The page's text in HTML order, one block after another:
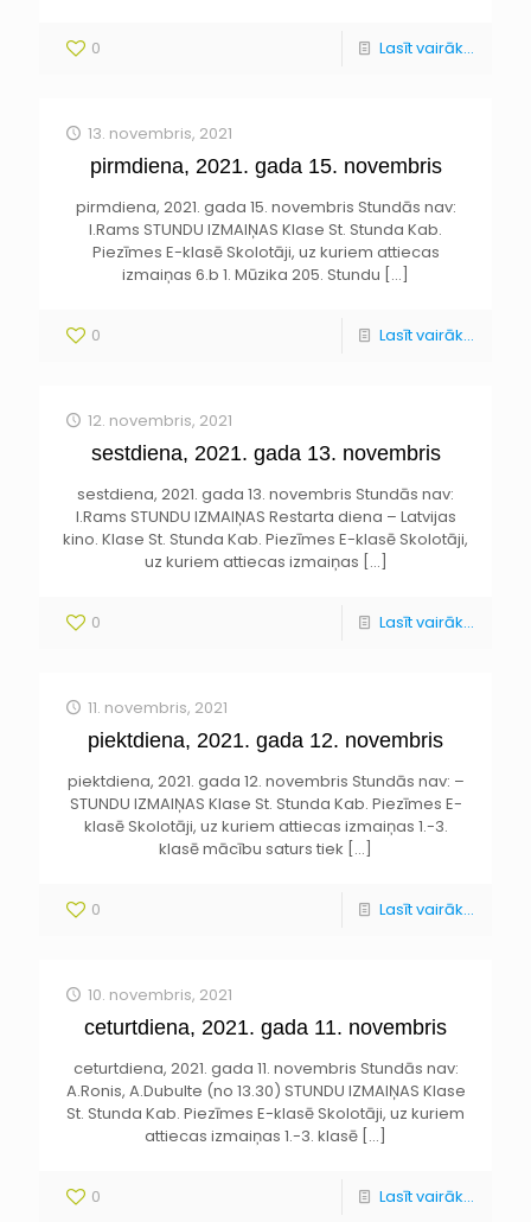
0 Lasīt vairāk...
13. novembris, 2021
pirmdiena, 2021. gada 15. novembris
pirmdiena, 2021. gada 15. novembris Stundās nav:
I.Rams STUNDU IZMAIŅAS Klase St. Stunda Kab.
Piezīmes E-klasē Skolotāji, uz kuriem attiecas
izmaiņas 6.b 1. Mūzika 205. Stundu […]
0 Lasīt vairāk...
12. novembris, 2021
sestdiena, 2021. gada 13. novembris
sestdiena, 2021. gada 13. novembris Stundās nav:
I.Rams STUNDU IZMAIŅAS Restarta diena – Latvijas
kino. Klase St. Stunda Kab. Piezīmes E-klasē Skolotāji,
uz kuriem attiecas izmaiņas […]
0 Lasīt vairāk...
11. novembris, 2021
piektdiena, 2021. gada 12. novembris
piektdiena, 2021. gada 12. novembris Stundās nav: –
STUNDU IZMAIŅAS Klase St. Stunda Kab. Piezīmes E-
klasē Skolotāji, uz kuriem attiecas izmaiņas 1.-3.
klasē mācību saturs tiek […]
0 Lasīt vairāk...
10. novembris, 2021
ceturtdiena, 2021. gada 11. novembris
ceturtdiena, 2021. gada 11. novembris Stundās nav:
A.Ronis, A.Dubulte (no 13.30) STUNDU IZMAIŅAS Klase
St. Stunda Kab. Piezīmes E-klasē Skolotāji, uz kuriem
attiecas izmaiņas 1.-3. klasē […]
0 Lasīt vairāk...